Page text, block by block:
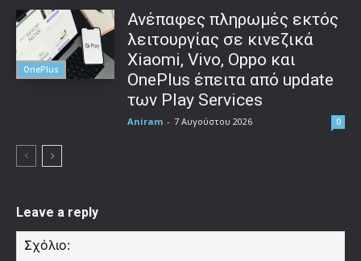
OnePlus
Ανέπαφες πληρωμές εκτός
λειτουργίας σε κινεζικά
Xiaomi, Vivo, Oppo και
OnePlus έπειτα από update
των Play Services
Aniram - 7 Αυγούστου 2026 0
Leave a reply